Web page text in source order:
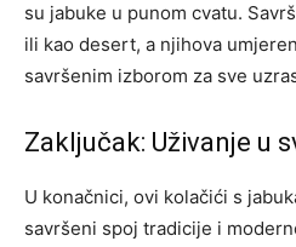
su jabuke u punom cvatu.
ili kao desert, a njihova
savršenim izborom za sve
Zaključak: Uživanje u
U konačnici, ovi kolačići s
savršeni spoj tradicije i